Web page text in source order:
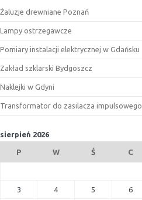
Żaluzje drewniane Poznań
Lampy ostrzegawcze
Pomiary instalacji elektrycznej w Gdańsku
Zakład szklarski Bydgoszcz
Naklejki w Gdyni
Transformator do zasilacza impulsowego
sierpień 2026
P W Ś C
3 4 5 6